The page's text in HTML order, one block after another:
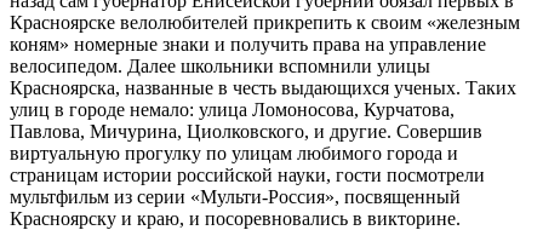
Красноярске велолюбителей прикрепить к своим «железным
коням» номерные знаки и получить права на управление
велосипедом. Далее школьники вспомнили улицы
Красноярска, названные в честь выдающихся ученых. Таких
улиц в городе немало: улица Ломоносова, Курчатова,
Павлова, Мичурина, Циолковского, и другие. Совершив
виртуальную прогулку по улицам любимого города и
страницам истории российской науки, гости посмотрели
мультфильм из серии «Мульти-Россия», посвященный
Красноярску и краю, и посоревновались в викторине.